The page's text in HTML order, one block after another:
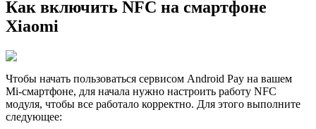
Как включить NFC на смартфоне
Xiaomi
Чтобы начать пользоваться сервисом Android Pay на вашем
Mi-смартфоне, для начала нужно настроить работу NFC
модуля, чтобы все работало корректно. Для этого выполните
следующее: